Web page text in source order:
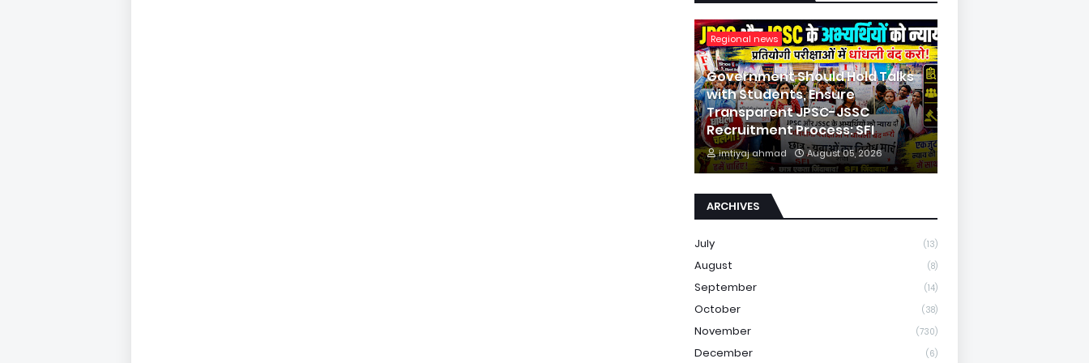
Regional news
Government Should Hold Talks
with Students, Ensure
Transparent JPSC-JSSC
Recruitment Process: SFI
imtiyaj ahmad August 05, 2026
ARCHIVES
July (13)
August (8)
September (14)
October (38)
November (730)
December (6)